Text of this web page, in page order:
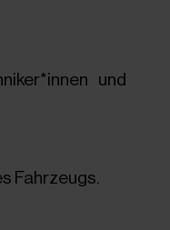
und
Fahrzeugs.